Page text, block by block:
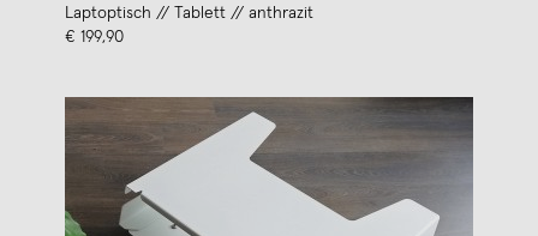
Laptoptisch // Tablett // anthrazit
€ 199,90